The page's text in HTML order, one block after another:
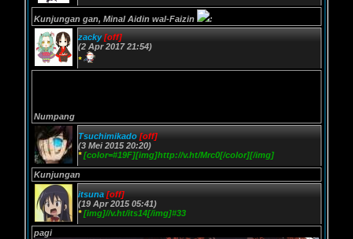
Kunjungan gan, Minal Aidin wal-Faizin
:
zacky [off]
(2 Apr 2017 21:54)
*
Numpang
Tsuchimikado [off]
(3 Mei 2015 20:20)
* [color=#19F][img]http://v.ht/Mrc0[/color][/img]
Kunjungan
itsuna [off]
(19 Apr 2015 05:41)
* [img]//v.ht/its14[/img]#33
pagi